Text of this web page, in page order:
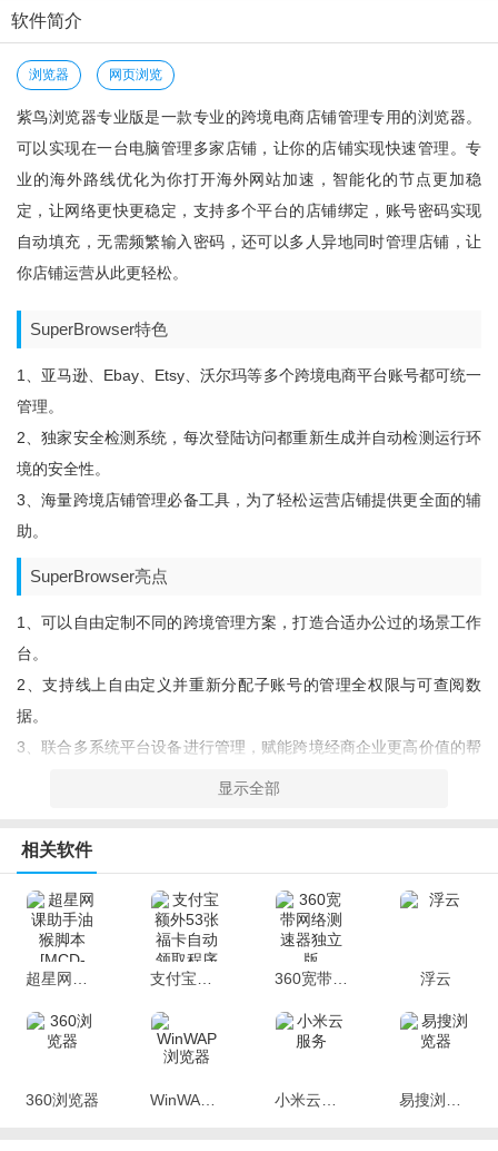
软件简介
浏览器 网页浏览
紫鸟浏览器专业版是一款专业的跨境电商店铺管理专用的浏览器。
可以实现在一台电脑管理多家店铺，让你的店铺实现快速管理。专
业的海外路线优化为你打开海外网站加速，智能化的节点更加稳
定，让网络更快更稳定，支持多个平台的店铺绑定，账号密码实现
自动填充，无需频繁输入密码，还可以多人异地同时管理店铺，让
你店铺运营从此更轻松。
SuperBrowser特色
1、亚马逊、ebay、etsy、沃尔玛等多个跨境电商平台账号都可统一
管理。
2、独家安全检测系统，每次登陆访问都重新生成并自动检测运行环
境的安全性。
3、海量跨境店铺管理必备工具，为了轻松运营店铺提供更全面的辅
助。
SuperBrowser亮点
1、可以自由定制不同的跨境管理方案，打造合适办公过的场景工作
台。
2、支持线上自由定义并重新分配子账号的管理全权限与可查阅数
据。
3、联合多系统平台设备进行管理，赋能跨境经商企业更高价值的帮
本站为您提供免费下载的SuperBrowser为所有跨境电商卖家提供更
安全稳定的一站式管理服务，轻松解决建立在多跨境运营上的管理
问题，老板、经理、运营、操作员等多岗位账号都能建立在不同的
分级上进行管理。
显示全部
相关软件
浮云
360浏览器